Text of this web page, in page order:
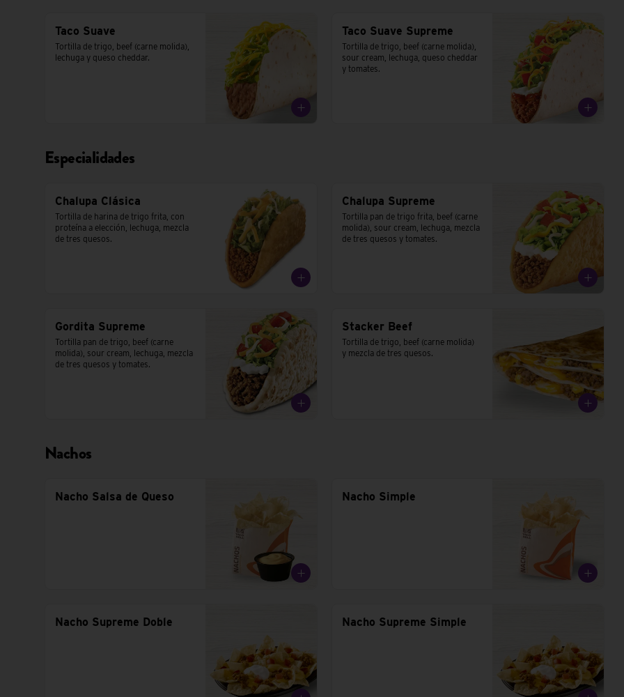
Taco Suave
Tortilla de trigo, beef (carne molida),
lechuga y queso cheddar.
Taco Suave Supreme
Tortilla de trigo, beef (carne molida),
sour cream, lechuga, queso cheddar
y tomates.
Especialidades
Chalupa Clásica
Tortilla de harina de trigo frita, con
proteína a elección, lechuga, mezcla
de tres quesos.
Chalupa Supreme
Tortilla pan de trigo frita, beef (carne
molida), sour cream, lechuga, mezcla
de tres quesos y tomates.
Gordita Supreme
Tortilla pan de trigo, beef (carne
molida), sour cream, lechuga, mezcla
de tres quesos y tomates.
Stacker Beef
Tortilla de trigo, beef (carne molida)
y mezcla de tres quesos.
Nachos
Nacho Salsa de Queso Nacho Simple
Nacho Supreme Doble Nacho Supreme Simple